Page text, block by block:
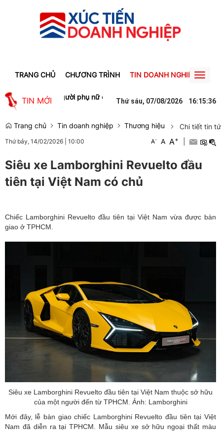
TRANG CHỦ CHƯƠNG TRÌNH TIN DOANH NGHIỆP Toggle
TIN MỚI
Gia Lai Người phụ nữ ở Hưng Yên suýt bị mất gần 30 triệu
Thứ sáu, 07/08/2026 16:15:36
Trang chủ Tin doanh nghiệp Thương hiệu Chi tiết tin
Thứ bảy, 14/02/2026 10:00 A- A A+
Siêu xe Lamborghini Revuelto đầu
tiên tại Việt Nam có chủ
Chiếc Lamborghini Revuelto đầu tiên tại Việt Nam vừa được bàn
giao ở TPHCM.
Siêu xe Lamborghini Revuelto đầu tiên tại Việt Nam thuộc sở hữu
của một người đến từ TPHCM. Ảnh: Lamborghini
Mới đây, lễ bàn giao chiếc Lamborghini Revuelto đầu tiên tại Việt
Nam đã diễn ra tại TPHCM. Mẫu siêu xe sở hữu ngoại thất màu